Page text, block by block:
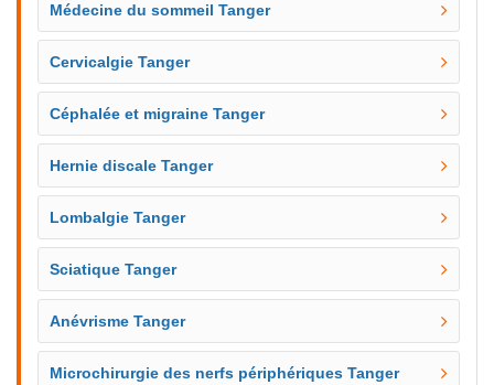
Médecine du sommeil Tanger
Cervicalgie Tanger
Céphalée et migraine Tanger
Hernie discale Tanger
Lombalgie Tanger
Sciatique Tanger
Anévrisme Tanger
Microchirurgie des nerfs périphériques Tanger